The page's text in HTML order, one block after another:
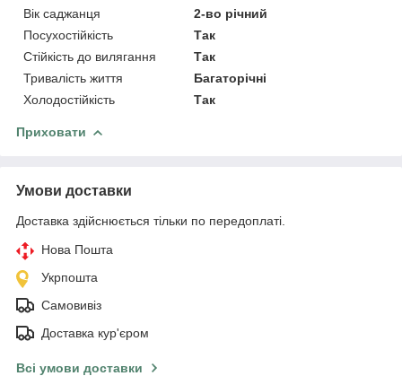
Вік саджанця
2-во річний
Посухостійкість
Так
Стійкість до вилягання
Так
Тривалість життя
Багаторічні
Холодостійкість
Так
Приховати
Умови доставки
Доставка здійснюється тільки по передоплаті.
Нова Пошта
Укрпошта
Самовивіз
Доставка кур'єром
Всі умови доставки